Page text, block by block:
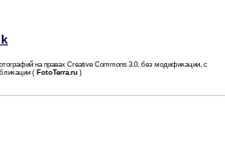
на правах Creative Commons 3.0, без модификации, с
( FotoTerra.ru )